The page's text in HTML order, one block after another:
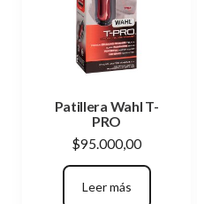
Patillera Wahl T-
PRO
$95.000,00
Leer más